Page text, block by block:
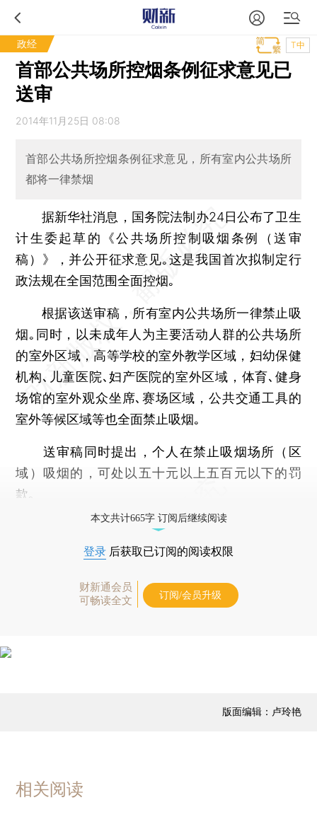
政经 T中
首部公共场所控烟条例征求意见已
送审
2014年11月25日 08:08
首部公共场所控烟条例征求意见，所有室内公共场所
都将一律禁烟
据新华社消息，国务院法制办24日公布了卫生
计生委起草的《公共场所控制吸烟条例（送审
稿）》，并公开征求意见｡这是我国首次拟制定行
政法规在全国范围全面控烟｡
根据该送审稿，所有室内公共场所一律禁止吸
烟｡同时，以未成年人为主要活动人群的公共场所
的室外区域，高等学校的室外教学区域，妇幼保健
机构､儿童医院､妇产医院的室外区域，体育､健身
场馆的室外观众坐席､赛场区域，公共交通工具的
室外等候区域等也全面禁止吸烟｡
送审稿同时提出，个人在禁止吸烟场所（区
域）吸烟的，可处以五十元以上五百元以下的罚
款｡
本文共计665字 订阅后继续阅读
登录 后获取已订阅的阅读权限
财新通会员
可畅读全文
订阅/会员升级
版面编辑：卢玲艳
相关阅读